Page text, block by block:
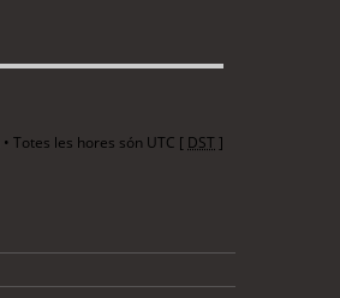
• Totes les hores són UTC [ DST]